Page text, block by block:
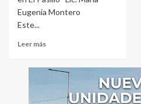
Eugenia Montero
Este...
Leer más